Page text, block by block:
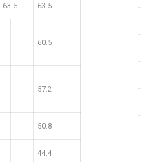
63.5 63.5
60.5
57.2
50.8
44.4